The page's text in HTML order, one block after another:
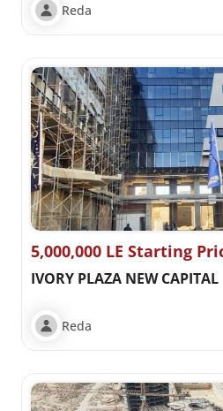
Reda
5,000,000 LE Starting
IVORY PLAZA NEW CAPITAL
Reda